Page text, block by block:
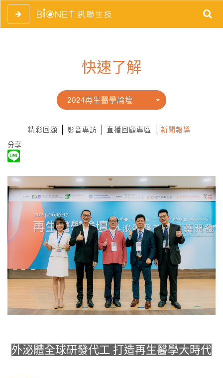
快速了解
2024再生醫學論壇
精彩回顧 影音專訪 直播回顧專區
新聞報導
分享
外泌體全球研發代工 打造再生醫學大時代